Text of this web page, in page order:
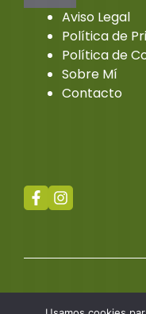
Aviso Legal
Política de
Política de
Sobre Mí
Contacto